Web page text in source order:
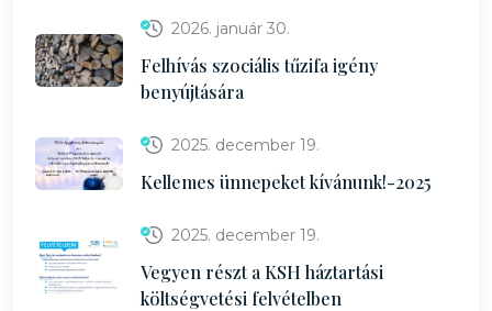
2026. január 30.
Felhívás szociális tűzifa igény
benyújtására
2025. december 19.
Kellemes ünnepeket kívánunk!-2025
2025. december 19.
Vegyen részt a KSH háztartási
költségvetési felvételben